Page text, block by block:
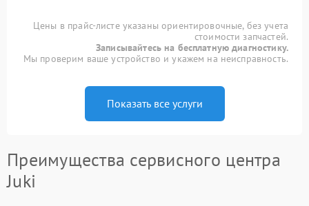
Цены в прайс-листе указаны ориентировочные, без учета
стоимости запчастей.
Записывайтесь на бесплатную диагностику.
Мы проверим ваше устройство и укажем на неисправность.
Показать все услуги
Преимущества сервисного центра
Juki